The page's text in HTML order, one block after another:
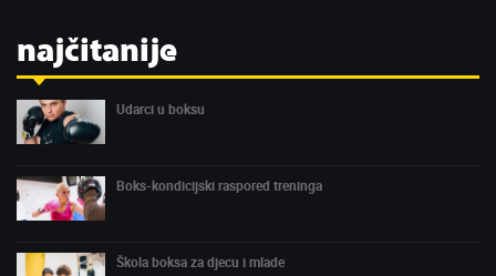
najčitanije
Udarci u boksu
Boks-kondicijski raspored treninga
Škola boksa za djecu i mlade